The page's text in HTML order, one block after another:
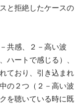
と拒絶したケースの
共感、２－高い波
ハートで感じる）、
ており、引き込まれ
の２つ（２－高い波
を聴いている時に既